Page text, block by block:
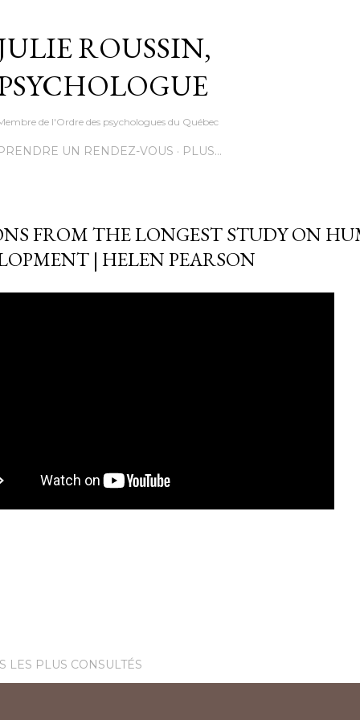
ROUSSIN,
de l'Ordre des psychologues du Québec
UN RENDEZ-VOUS PLUS…
FROM THE LONGEST STUDY ON
| HELEN PEARSON
LES PLUS CONSULTÉS